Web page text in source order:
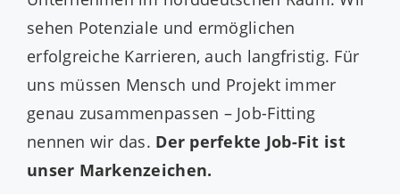
sehen Potenziale und ermöglichen
erfolgreiche Karrieren, auch langfristig. Für
uns müssen Mensch und Projekt immer
genau zusammenpassen – Job-Fitting
nennen wir das. Der perfekte Job-Fit ist
unser Markenzeichen.